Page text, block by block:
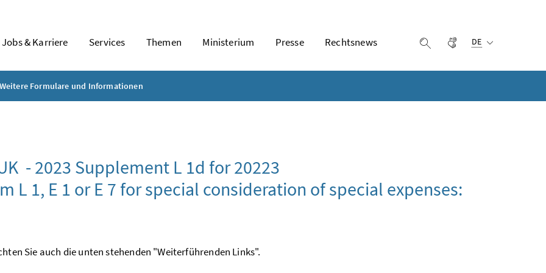
Jobs & Karriere Services Themen Ministerium Presse Rechtsnews Suche einblenden
Gebärdensprache
DE
Weitere Formulare und Informationen
- 2023 Supplement L 1d for 20223
L 1, E 1 or E 7 for special consideration of special expenses:
Sie auch die unten stehenden "Weiterführenden Links".